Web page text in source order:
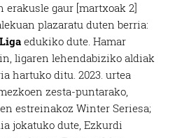
erakusle gaur [martxoak 2]
plazaratu duten berria:
edukiko dute. Hamar
ligaren lehendabiziko aldiak
hartuko ditu. 2023. urtea
zesta-puntarako,
estreinakoz Winter Seriesa;
jokatuko dute, Ezkurdi